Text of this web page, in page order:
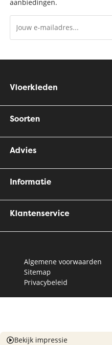
aanbiedingen.
Vloerkleden
Soorten
Advies
Informatie
Klantenservice
Algemene voorwaarden
Sitemap
Privacybeleid
Bekijk impressie